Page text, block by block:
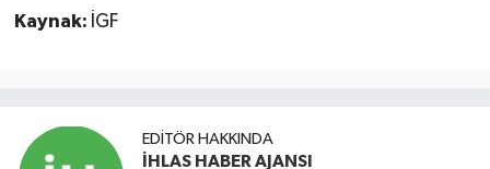
Kaynak: İGF
EDITÖR HAKKINDA
İHLAS HABER AJANSI